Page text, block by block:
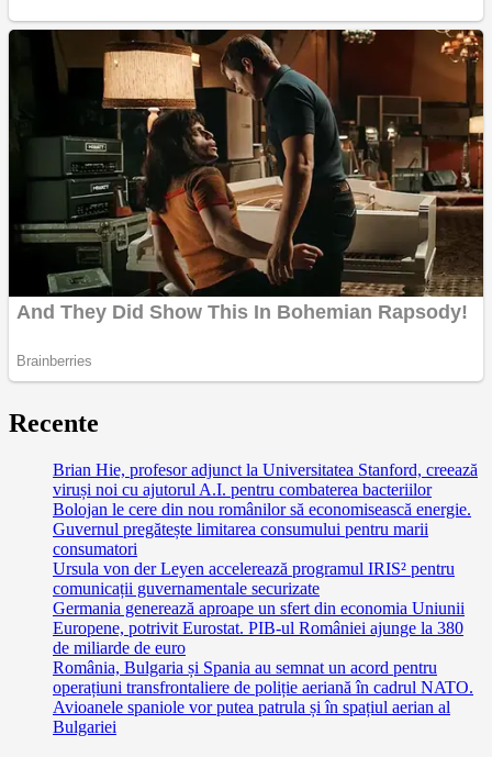
Recente
Brian Hie, profesor adjunct la Universitatea Stanford, creează
viruși noi cu ajutorul A.I. pentru combaterea bacteriilor
Bolojan le cere din nou românilor să economisească energie.
Guvernul pregătește limitarea consumului pentru marii
consumatori
Ursula von der Leyen accelerează programul IRIS² pentru
comunicații guvernamentale securizate
Germania generează aproape un sfert din economia Uniunii
Europene, potrivit Eurostat. PIB-ul României ajunge la 380
de miliarde de euro
România, Bulgaria și Spania au semnat un acord pentru
operațiuni transfrontaliere de poliție aeriană în cadrul NATO.
Avioanele spaniole vor putea patrula și în spațiul aerian al
Bulgariei